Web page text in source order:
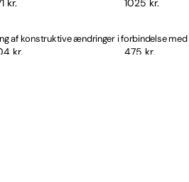
kr. 1025 kr.
kr. 475 kr.
af konstruktive ændringer i forbindelse